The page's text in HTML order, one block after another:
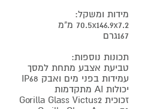
מידות ומשקל:
70.5x146.9x7.2 מ"מ
167גרם
תכונות נוספות:
טביעת אצבע מתחת למסך
עמידות בפני מים ואבק IP68
יכולות AI מתקדמות
זכוכית Gorilla Glass Victus2